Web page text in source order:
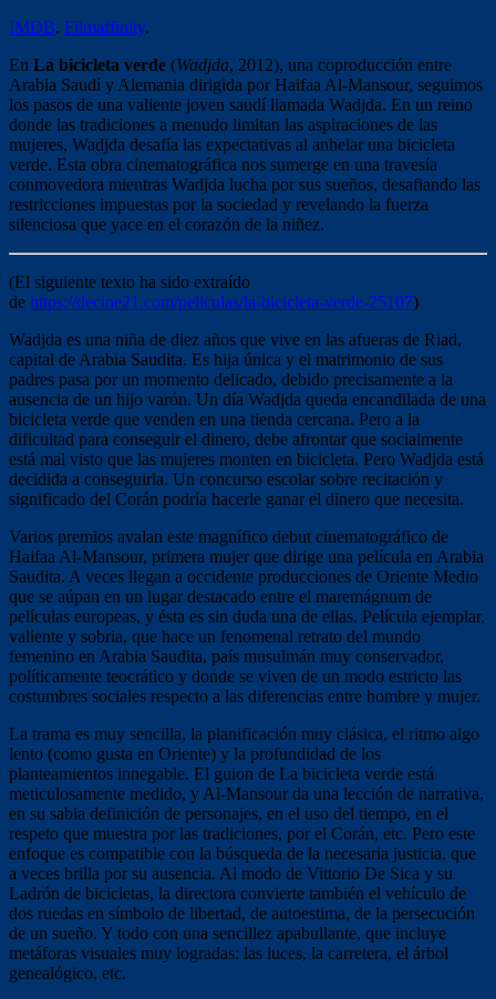
IMDB. Filmaffinity.
En La bicicleta verde (Wadjda, 2012), una coproducción entre
Arabia Saudí y Alemania dirigida por Haifaa Al-Mansour, seguimos
los pasos de una valiente joven saudí llamada Wadjda. En un reino
donde las tradiciones a menudo limitan las aspiraciones de las
mujeres, Wadjda desafía las expectativas al anhelar una bicicleta
verde. Esta obra cinematográfica nos sumerge en una travesía
conmovedora mientras Wadjda lucha por sus sueños, desafiando las
restricciones impuestas por la sociedad y revelando la fuerza
silenciosa que yace en el corazón de la niñez.
(El siguiente texto ha sido extraído
de https://decine21.com/peliculas/la-bicicleta-verde-25107)
Wadjda es una niña de diez años que vive en las afueras de Riad,
capital de Arabia Saudita. Es hija única y el matrimonio de sus
padres pasa por un momento delicado, debido precisamente a la
ausencia de un hijo varón. Un día Wadjda queda encandilada de una
bicicleta verde que venden en una tienda cercana. Pero a la
dificultad para conseguir el dinero, debe afrontar que socialmente
está mal visto que las mujeres monten en bicicleta. Pero Wadjda está
decidida a conseguirla. Un concurso escolar sobre recitación y
significado del Corán podría hacerle ganar el dinero que necesita.
Varios premios avalan este magnífico debut cinematográfico de
Haifaa Al-Mansour, primera mujer que dirige una película en Arabia
Saudita. A veces llegan a occidente producciones de Oriente Medio
que se aúpan en un lugar destacado entre el maremágnum de
películas europeas, y ésta es sin duda una de ellas. Película ejemplar,
valiente y sobria, que hace un fenomenal retrato del mundo
femenino en Arabia Saudita, país musulmán muy conservador,
políticamente teocrático y donde se viven de un modo estricto las
costumbres sociales respecto a las diferencias entre hombre y mujer.
La trama es muy sencilla, la planificación muy clásica, el ritmo algo
lento (como gusta en Oriente) y la profundidad de los
planteamientos innegable. El guion de La bicicleta verde está
meticulosamente medido, y Al-Mansour da una lección de narrativa,
en su sabia definición de personajes, en el uso del tiempo, en el
respeto que muestra por las tradiciones, por el Corán, etc. Pero este
enfoque es compatible con la búsqueda de la necesaria justicia, que
a veces brilla por su ausencia. Al modo de Vittorio De Sica y su
Ladrón de bicicletas, la directora convierte también el vehículo de
dos ruedas en símbolo de libertad, de autoestima, de la persecución
de un sueño. Y todo con una sencillez apabullante, que incluye
metáforas visuales muy logradas: las luces, la carretera, el árbol
genealógico, etc.